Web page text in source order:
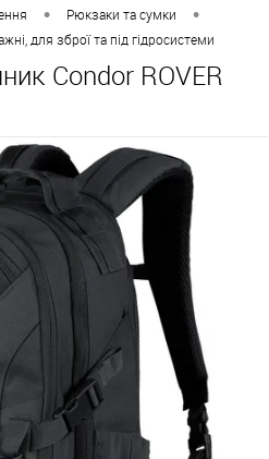
• Рюкзаки та сумки •
для зброї та під гідросистеми
Condor ROVER